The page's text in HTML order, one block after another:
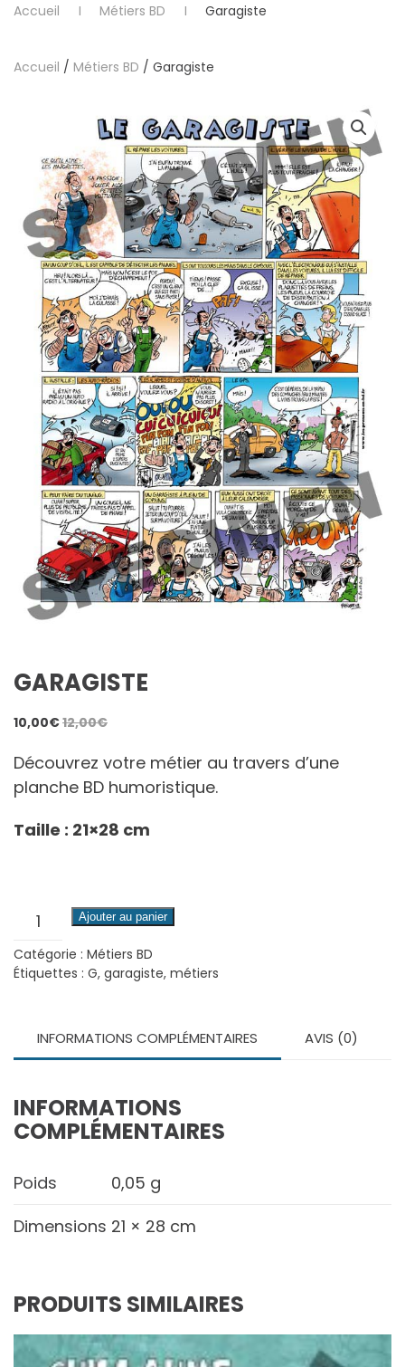
Accueil Métiers BD Garagiste
Accueil / Métiers BD / Garagiste
GARAGISTE
10,00€12,00€
Découvrez votre métier au travers d’une
planche BD humoristique.
Taille : 21×28 cm
quantité
Garagiste
Ajouter au panier
Catégorie : Métiers BD
Étiquettes : G, garagiste, métiers
INFORMATIONS COMPLÉMENTAIRES AVIS (0)
INFORMATIONS
COMPLÉMENTAIRES
Poids
0,05 g
Dimensions 21 × 28 cm
PRODUITS SIMILAIRES